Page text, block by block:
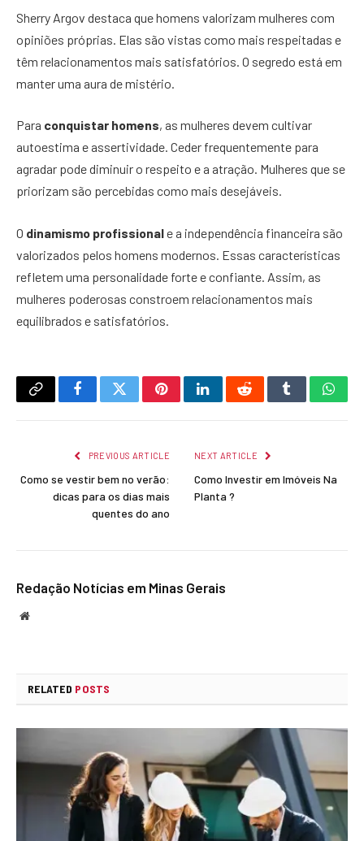
Sherry Argov destaca que homens valorizam mulheres com
opiniões próprias. Elas são vistas como mais respeitadas e
têm relacionamentos mais satisfatórios. O segredo está em
manter uma aura de mistério.
Para conquistar homens, as mulheres devem cultivar
autoestima e assertividade. Ceder frequentemente para
agradar pode diminuir o respeito e a atração. Mulheres que se
priorizam são percebidas como mais desejáveis.
O dinamismo profissionale a independência financeira são
valorizados pelos homens modernos. Essas características
refletem uma personalidade forte e confiante. Assim, as
mulheres poderosas constroem relacionamentos mais
equilibrados e satisfatórios.
Copy
FacebookTwitterPinterestLinkedInRedditTumblr
PREVIOUS ARTICLE
Como se vestir bem no verão:
dicas para os dias mais
quentes do ano
NEXT ARTICLE
Como Investir em Imóveis Na
Planta ?
Redação Notícias em Minas Gerais
Website
RELATED POSTS